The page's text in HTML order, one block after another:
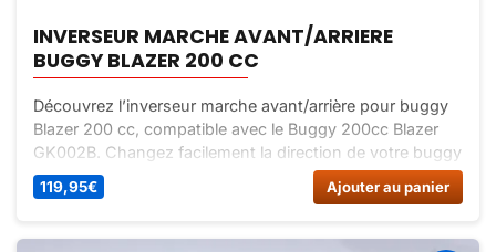
INVERSEUR MARCHE AVANT/ARRIERE
BUGGY BLAZER 200 CC
Découvrez l’inverseur marche avant/arrière pour buggy
Blazer 200 cc, compatible avec le Buggy 200cc Blazer
GK002B. Changez facilement la direction de votre buggy
avec cet inverseur de qualité. Commandez dès
maintenant sur Dirt Bike France !
119,95€ Ajouter au panier